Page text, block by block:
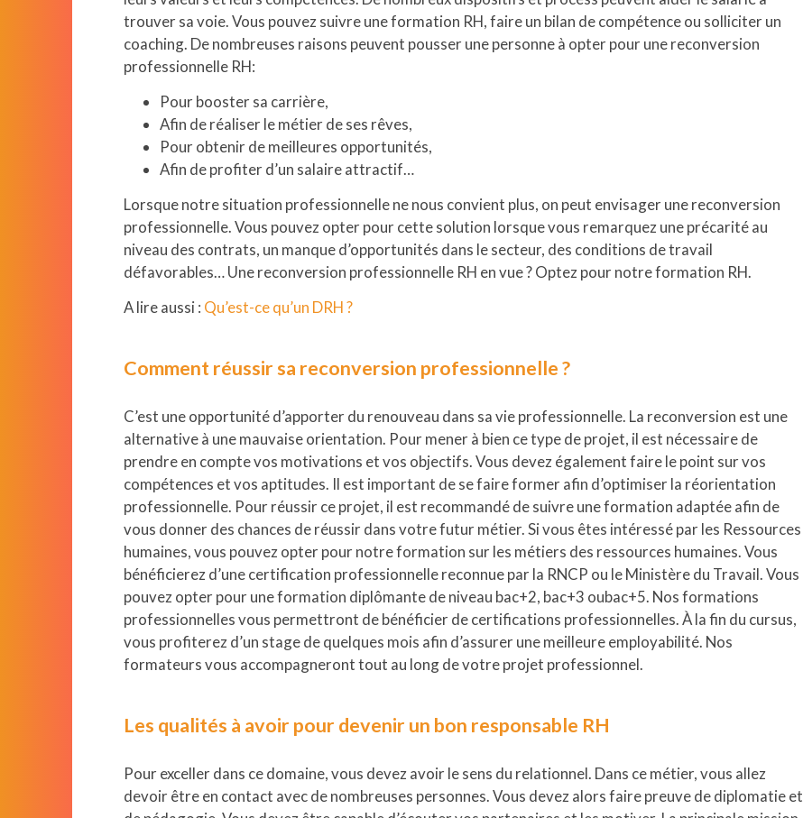
trouver sa voie. Vous pouvez suivre une formation RH, faire un bilan de compétence ou solliciter un
coaching. De nombreuses raisons peuvent pousser une personne à opter pour une reconversion
professionnelle RH:
Pour booster sa carrière,
Afin de réaliser le métier de ses rêves,
Pour obtenir de meilleures opportunités,
Afin de profiter d’un salaire attractif…
Lorsque notre situation professionnelle ne nous convient plus, on peut envisager une reconversion
professionnelle. Vous pouvez opter pour cette solution lorsque vous remarquez une précarité au
niveau des contrats, un manque d’opportunités dans le secteur, des conditions de travail
défavorables… Une reconversion professionnelle RH en vue ? Optez pour notre formation RH.
A lire aussi : Qu’est-ce qu’un DRH ?
Comment réussir sa reconversion professionnelle ?
C’est une opportunité d’apporter du renouveau dans sa vie professionnelle. La reconversion est une
alternative à une mauvaise orientation. Pour mener à bien ce type de projet, il est nécessaire de
prendre en compte vos motivations et vos objectifs. Vous devez également faire le point sur vos
compétences et vos aptitudes. Il est important de se faire former afin d’optimiser la réorientation
professionnelle. Pour réussir ce projet, il est recommandé de suivre une formation adaptée afin de
vous donner des chances de réussir dans votre futur métier. Si vous êtes intéressé par les Ressources
humaines, vous pouvez opter pour notre formation sur les métiers des ressources humaines. Vous
bénéficierez d’une certification professionnelle reconnue par la RNCP ou le Ministère du Travail. Vous
pouvez opter pour une formation diplômante de niveau bac+2, bac+3 oubac+5. Nos formations
professionnelles vous permettront de bénéficier de certifications professionnelles. À la fin du cursus,
vous profiterez d’un stage de quelques mois afin d’assurer une meilleure employabilité. Nos
formateurs vous accompagneront tout au long de votre projet professionnel.
Les qualités à avoir pour devenir un bon responsable RH
Pour exceller dans ce domaine, vous devez avoir le sens du relationnel. Dans ce métier, vous allez
devoir être en contact avec de nombreuses personnes. Vous devez alors faire preuve de diplomatie et